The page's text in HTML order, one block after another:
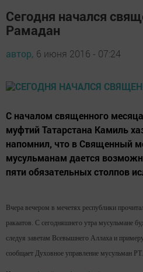
Сегодня начался
Рамадан
автор, 6 июня 2016 - 07:24
С началом священного
муфтий Татарстана Камиль
напомнил, что в Священный
мусульманам дается
пяти обязательных столпов
Вчера вечером в мечетях республики
ракаатов. С сегодняшнего утра мусульмане
следуя заветам Всевышнего Аллаха и
сообщает Духовное управление мусульман РТ.